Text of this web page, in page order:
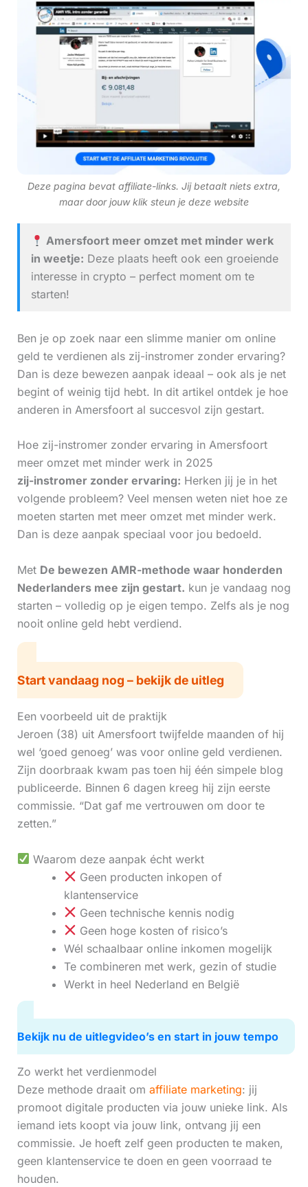
Deze pagina bevat affiliate-links. Jij betaalt niets extra,
maar door jouw klik steun je deze website
Amersfoort meer omzet met minder werk
in weetje: Deze plaats heeft ook een groeiende
interesse in crypto – perfect moment om te
starten!
Ben je op zoek naar een slimme manier om online
geld te verdienen als zij-instromer zonder ervaring?
Dan is deze bewezen aanpak ideaal – ook als je net
begint of weinig tijd hebt. In dit artikel ontdek je hoe
anderen in Amersfoort al succesvol zijn gestart.
Hoe zij-instromer zonder ervaring in Amersfoort
meer omzet met minder werk in 2025
zij-instromer zonder ervaring: Herken jij je in het
volgende probleem? Veel mensen weten niet hoe ze
moeten starten met meer omzet met minder werk.
Dan is deze aanpak speciaal voor jou bedoeld.
Met De bewezen AMR-methode waar honderden
Nederlanders mee zijn gestart. kun je vandaag nog
starten – volledig op je eigen tempo. Zelfs als je nog
nooit online geld hebt verdiend.
Start vandaag nog – bekijk de uitleg
Een voorbeeld uit de praktijk
Jeroen (38) uit Amersfoort twijfelde maanden of hij
wel ‘goed genoeg’ was voor online geld verdienen.
Zijn doorbraak kwam pas toen hij één simpele blog
publiceerde. Binnen 6 dagen kreeg hij zijn eerste
commissie. “Dat gaf me vertrouwen om door te
zetten.”
Waarom deze aanpak écht werkt
Geen producten inkopen of
klantenservice
Geen technische kennis nodig
Geen hoge kosten of risico’s
Wél schaalbaar online inkomen mogelijk
Te combineren met werk, gezin of studie
Werkt in heel Nederland en België
Bekijk nu de uitlegvideo’s en start in jouw tempo
Zo werkt het verdienmodel
Deze methode draait om affiliate marketing: jij
promoot digitale producten via jouw unieke link. Als
iemand iets koopt via jouw link, ontvang jij een
commissie. Je hoeft zelf geen producten te maken,
geen klantenservice te doen en geen voorraad te
houden.